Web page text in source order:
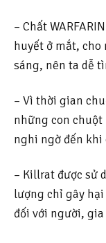
– Chất
huyết ở mắt,
sáng, nên ta dễ
– Vì thời gian
những con
nghi ngờ đến
– Killrat được sử
lượng chỉ gây
đối với người,